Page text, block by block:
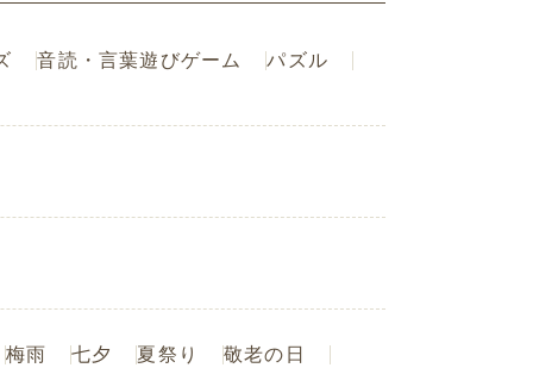
音読・言葉遊びゲーム パズル
梅雨 七夕 夏祭り 敬老の日